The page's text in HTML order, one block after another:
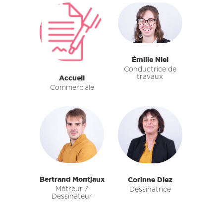
Accueil
Commerciale
Émilie Niel
Conductrice de
travaux
Bertrand Montjaux
Métreur /
Dessinateur
Corinne Diez
Dessinatrice